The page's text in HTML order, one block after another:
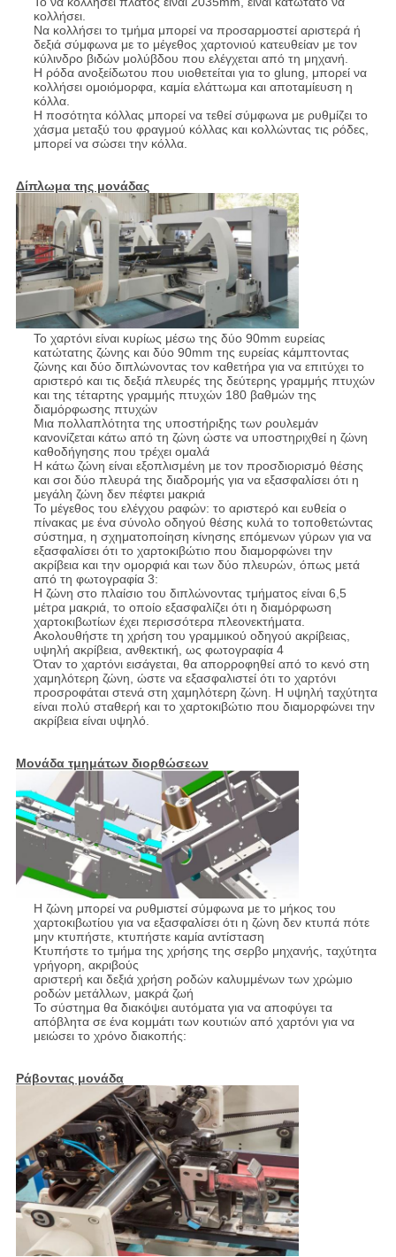
κολλήσει.
Να κολλήσει το τμήμα μπορεί να προσαρμοστεί αριστερά ή
δεξιά σύμφωνα με το μέγεθος χαρτονιού κατευθείαν με τον
κύλινδρο βιδών μολύβδου που ελέγχεται από τη μηχανή.
Η ρόδα ανοξείδωτου που υιοθετείται για το glung, μπορεί να
κολλήσει ομοιόμορφα, καμία ελάττωμα και αποταμίευση η
κόλλα.
Η ποσότητα κόλλας μπορεί να τεθεί σύμφωνα με ρυθμίζει το
χάσμα μεταξύ του φραγμού κόλλας και κολλώντας τις ρόδες,
μπορεί να σώσει την κόλλα.
Δίπλωμα της μονάδας
Το χαρτόνι είναι κυρίως μέσω της δύο 90mm ευρείας
κατώτατης ζώνης και δύο 90mm της ευρείας κάμπτοντας
ζώνης και δύο διπλώνοντας τον καθετήρα για να επιτύχει το
αριστερό και τις δεξιά πλευρές της δεύτερης γραμμής πτυχών
και της τέταρτης γραμμής πτυχών 180 βαθμών της
διαμόρφωσης πτυχών
Μια πολλαπλότητα της υποστήριξης των ρουλεμάν
κανονίζεται κάτω από τη ζώνη ώστε να υποστηριχθεί η ζώνη
καθοδήγησης που τρέχει ομαλά
Η κάτω ζώνη είναι εξοπλισμένη με τον προσδιορισμό θέσης
και σοι δύο πλευρά της διαδρομής για να εξασφαλίσει ότι η
μεγάλη ζώνη δεν πέφτει μακριά
Το μέγεθος του ελέγχου ραφών: το αριστερό και ευθεία ο
πίνακας με ένα σύνολο οδηγού θέσης κυλά το τοποθετώντας
σύστημα, η σχηματοποίηση κίνησης επόμενων γύρων για να
εξασφαλίσει ότι το χαρτοκιβώτιο που διαμορφώνει την
ακρίβεια και την ομορφιά και των δύο πλευρών, όπως μετά
από τη φωτογραφία 3:
Η ζώνη στο πλαίσιο του διπλώνοντας τμήματος είναι 6,5
μέτρα μακριά, το οποίο εξασφαλίζει ότι η διαμόρφωση
χαρτοκιβωτίων έχει περισσότερα πλεονεκτήματα.
Ακολουθήστε τη χρήση του γραμμικού οδηγού ακρίβειας,
υψηλή ακρίβεια, ανθεκτική, ως φωτογραφία 4
Όταν το χαρτόνι εισάγεται, θα απορροφηθεί από το κενό στη
χαμηλότερη ζώνη, ώστε να εξασφαλιστεί ότι το χαρτόνι
προσροφάται στενά στη χαμηλότερη ζώνη. Η υψηλή ταχύτητα
είναι πολύ σταθερή και το χαρτοκιβώτιο που διαμορφώνει την
ακρίβεια είναι υψηλό.
Μονάδα τμημάτων διορθώσεων
Η ζώνη μπορεί να ρυθμιστεί σύμφωνα με το μήκος του
χαρτοκιβωτίου για να εξασφαλίσει ότι η ζώνη δεν κτυπά πότε
μην κτυπήστε, κτυπήστε καμία αντίσταση
Κτυπήστε το τμήμα της χρήσης της σερβο μηχανής, ταχύτητα
γρήγορη, ακριβούς
αριστερή και δεξιά χρήση ροδών καλυμμένων των χρώμιο
ροδών μετάλλων, μακρά ζωή
Το σύστημα θα διακόψει αυτόματα για να αποφύγει τα
απόβλητα σε ένα κομμάτι των κουτιών από χαρτόνι για να
μειώσει το χρόνο διακοπής:
Ράβοντας μονάδα